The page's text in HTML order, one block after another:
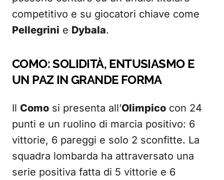
competitivo e su giocatori chiave come
Pellegrini e Dybala.
COMO: SOLIDITÀ, ENTUSIASMO E
UN PAZ IN GRANDE FORMA
Il Como si presenta all’Olimpico con 24
punti e un ruolino di marcia positivo: 6
vittorie, 6 pareggi e solo 2 sconfitte. La
squadra lombarda ha attraversato una
serie positiva fatta di 5 vittorie e 6